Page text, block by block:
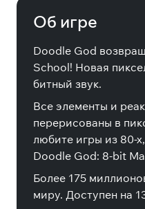
Об игре
Doodle God
School! Новая
битный звук.
Все элементы и
перерисованы в
любите игры из 80-
Doodle God: 8-bit
Более 175
миру. Доступен на